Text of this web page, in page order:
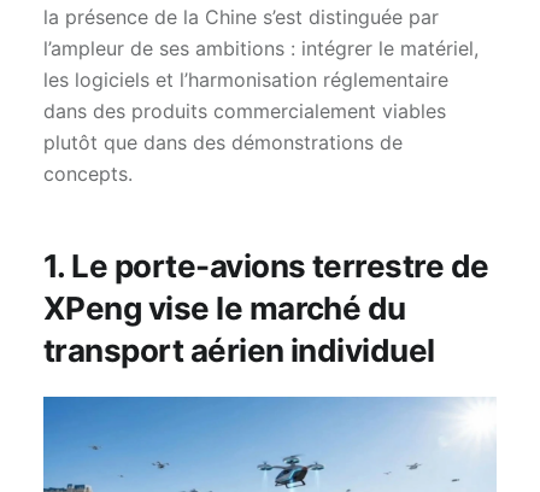
la présence de la Chine s’est distinguée par
l’ampleur de ses ambitions : intégrer le matériel,
les logiciels et l’harmonisation réglementaire
dans des produits commercialement viables
plutôt que dans des démonstrations de
concepts.
1. Le porte-avions terrestre de
XPeng vise le marché du
transport aérien individuel